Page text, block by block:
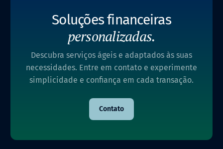
Soluções financeiras
personalizadas.
Descubra serviços ágeis e adaptados às suas
necessidades. Entre em contato e experimente
simplicidade e confiança em cada transação.
Contato